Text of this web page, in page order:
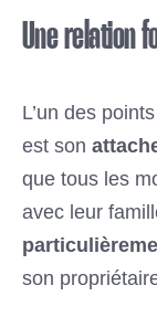
Une relation
L’un des
est son
que tous les
avec leur
son